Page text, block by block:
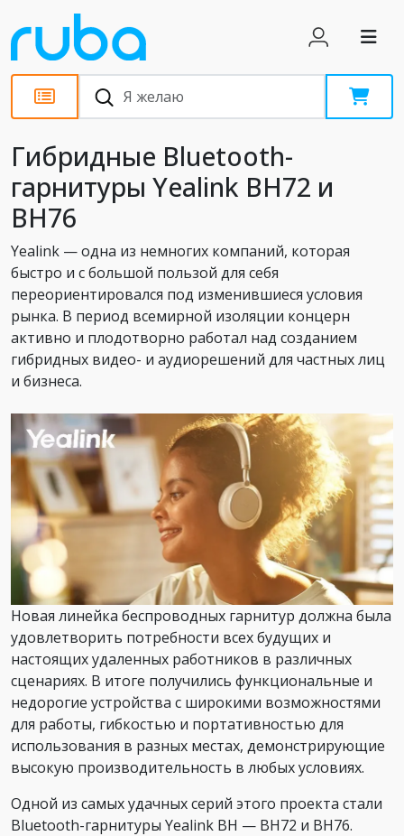
Новости
Гибридные Bluetooth-
гарнитуры Yealink BH72 и
BH76
Yealink — одна из немногих компаний, которая
быстро и с большой пользой для себя
переориентировался под изменившиеся условия
рынка. В период всемирной изоляции концерн
активно и плодотворно работал над созданием
гибридных видео- и аудиорешений для частных лиц
и бизнеса.
Новая линейка беспроводных гарнитур должна была
удовлетворить потребности всех будущих и
настоящих удаленных работников в различных
сценариях. В итоге получились функциональные и
недорогие устройства с широкими возможностями
для работы, гибкостью и портативностью для
использования в разных местах, демонстрирующие
высокую производительность в любых условиях.
Одной из самых удачных серий этого проекта стали
Bluetooth-гарнитуры Yealink BH — BH72 и BH76.